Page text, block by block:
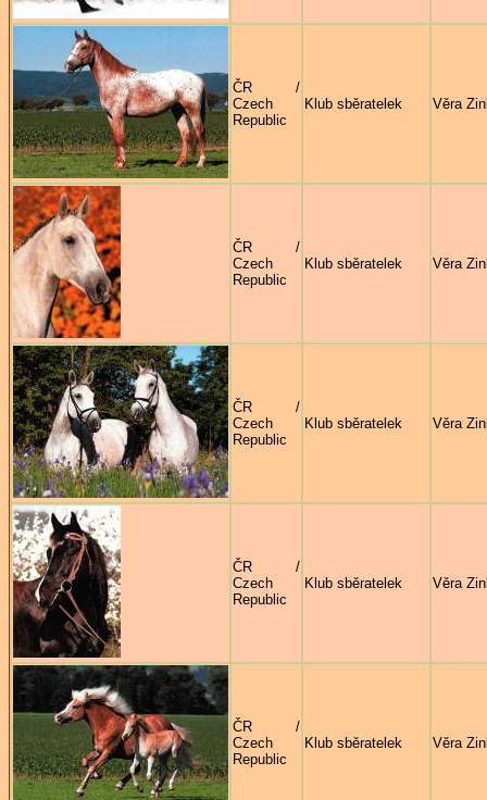
ČR /
Czech
Republic
Klub sběratelek Věra
ČR /
Czech
Republic
Klub sběratelek Věra
ČR /
Czech
Republic
Klub sběratelek Věra
ČR /
Czech
Republic
Klub sběratelek Věra
ČR /
Czech
Republic
Klub sběratelek Věra